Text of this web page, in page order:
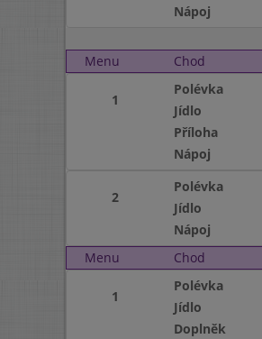
Nápoj
Menu
Chod
1
Polévka
Jídlo
Příloha
Nápoj
2
Polévka
Jídlo
Nápoj
Menu
Chod
1
Polévka
Jídlo
Doplněk